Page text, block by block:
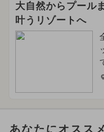
大自然からプール
叶うリゾートへ
あなたにオスス